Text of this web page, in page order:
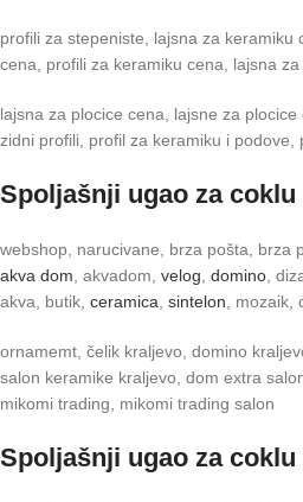
profili za stepeniste, lajsna za
cena, profili za keramiku cena, lajsna
lajsna za plocice cena, lajsne za
zidni profili, profil za keramiku i
Spoljašnji ugao za coklu
webshop, narucivane, brza pošta, brza
akva dom, akvadom, velog, domino,
akva, butik, ceramica, sintelon, mozaik,
ornamemt, čelik kraljevo, domino
salon keramike kraljevo, dom extra
mikomi trading, mikomi trading salon
Spoljašnji ugao za coklu